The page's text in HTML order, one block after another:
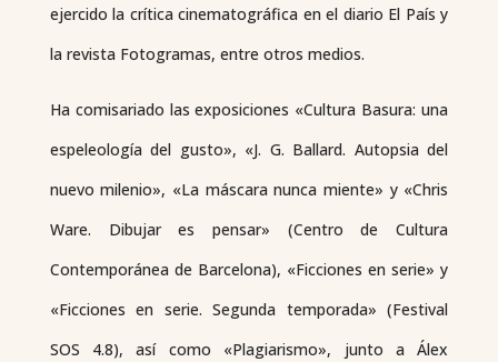
ejercido la crítica cinematográfica en el diario El País y
la revista Fotogramas, entre otros medios.
Ha comisariado las exposiciones «Cultura Basura: una
espeleología del gusto», «J. G. Ballard. Autopsia del
nuevo milenio», «La máscara nunca miente» y «Chris
Ware. Dibujar es pensar» (Centro de Cultura
Contemporánea de Barcelona), «Ficciones en serie» y
«Ficciones en serie. Segunda temporada» (Festival
SOS 4.8), así como «Plagiarismo», junto a Álex